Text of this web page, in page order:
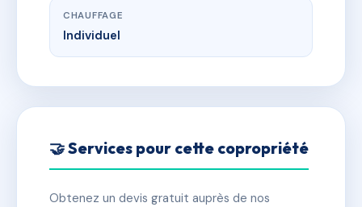
CHAUFFAGE
Individuel
🤝 Services pour cette copropriété
Obtenez un devis gratuit auprès de nos